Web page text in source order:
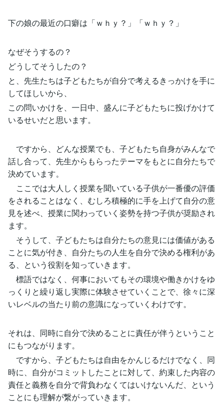
下の娘の最近の口癖は「ｗｈｙ？」「ｗｈｙ？」
なぜそうするの？
どうしてそうしたの？
と、先生たちは子どもたちが自分で考えるきっかけを手に
してほしいから、
この問いかけを、一日中、盛んに子どもたちに投げかけて
いるせいだと思います。
ですから、どんな授業でも、子どもたち自身がみんなで
話し合って、先生からもらったテーマをもとに自分たちで
決めています。
ここでは大人しく授業を聞いている子供が一番優の評価
をされることはなく、むしろ積極的に手を上げて自分の意
見を述べ、授業に関わっていく姿勢を持つ子供が奨励され
ます。
そうして、子どもたちは自分たちの意見には価値がある
ことに気が付き、自分たちの人生を自分で決める権利があ
る、という役割を知っていきます。
標語ではなく、何事においてもその環境や働きかけをゆ
っくりと繰り返し実際に体験させていくことで、徐々に深
いレベルの当たり前の意識になっていくわけです。
それは、同時に自分で決めることに責任が伴うということ
にもつながります。
ですから、子どもたちは自由をかんじるだけでなく、同
時に、自分がコミットしたことに対して、約束した内容の
責任と義務を自分で背負わなくてはいけないんだ、という
ことにも理解が繋がっていきます。